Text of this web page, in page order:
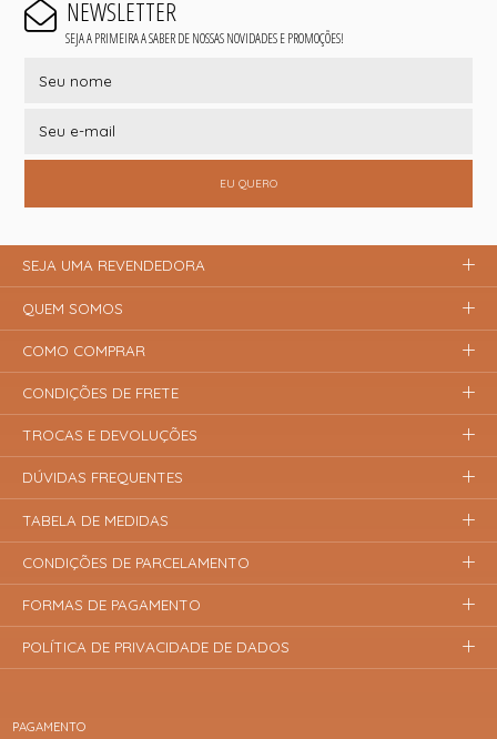
NEWSLETTER
SEJA A PRIMEIRA A SABER DE NOSSAS NOVIDADES E PROMOÇÕES!
EU QUERO
PAGAMENTO
SEJA UMA REVENDEDORA
QUEM SOMOS
COMO COMPRAR
CONDIÇÕES DE FRETE
TROCAS E DEVOLUÇÕES
DÚVIDAS FREQUENTES
TABELA DE MEDIDAS
CONDIÇÕES DE PARCELAMENTO
FORMAS DE PAGAMENTO
POLÍTICA DE PRIVACIDADE DE DADOS